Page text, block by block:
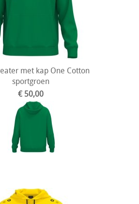
met kap One Cotton
sportgroen
€ 50,00